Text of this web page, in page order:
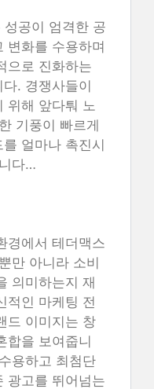
공이 엄격한 공
변화를 수용하며
으로 진화하는
. 경쟁사들이
위해 앞다퉈 노
기풍이 빠르게
얼마나 촉진시
다…
경에서 테더맥스
만 아니라 소비
의미하는지 재
적인 마케팅 전
드 이미지는 창
합을 보여줍니
용하고 최첨단
광고를 뛰어넘는